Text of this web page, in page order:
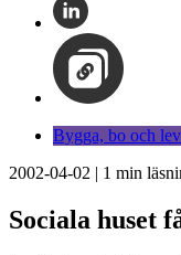
Bygga, bo och
2002-04-02 | 1 min
Sociala huset